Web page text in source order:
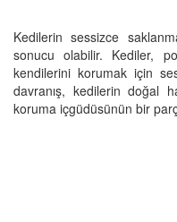
Kedilerin sessizce
sonucu olabilir. Kediler,
kendilerini korumak için
davranış, kedilerin doğal
koruma içgüdüsünün bir